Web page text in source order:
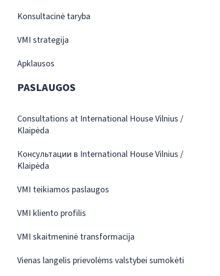
Konsultacinė taryba
VMI strategija
Apklausos
PASLAUGOS
Consultations at International House Vilnius /
Klaipėda
Консультации в International House Vilnius /
Klaipėda
VMI teikiamos paslaugos
VMI kliento profilis
VMI skaitmeninė transformacija
Vienas langelis prievolėms valstybei sumokėti